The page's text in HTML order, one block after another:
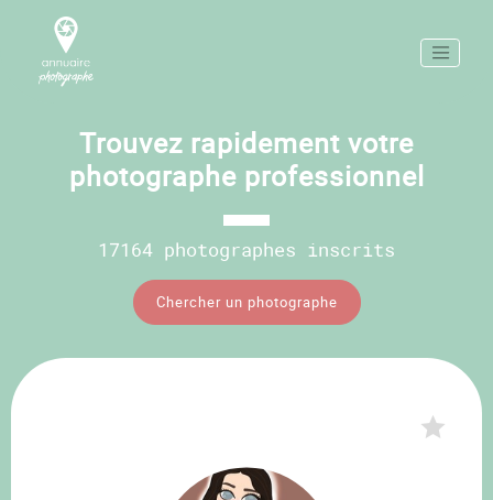
Trouvez rapidement votre
photographe professionnel
17164 photographes inscrits
Chercher un photographe